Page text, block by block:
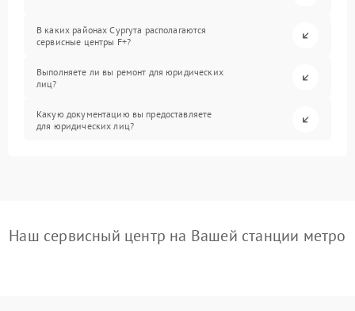
В каких районах Сургута располагаются
сервисные центры F+?
Выполняете ли вы ремонт для юридических
лиц?
Какую документацию вы предоставляете
для юридических лиц?
Наш сервисный центр на Вашей станции метро